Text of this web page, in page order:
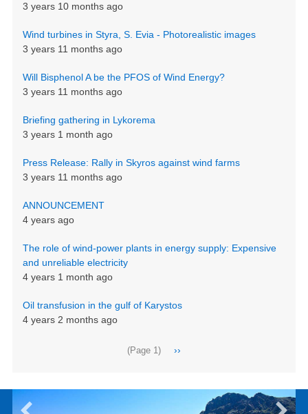
3 years 10 months ago
Wind turbines in Styra, S. Evia - Photorealistic images
3 years 11 months ago
Will Bisphenol A be the PFOS of Wind Energy?
3 years 11 months ago
Briefing gathering in Lykorema
3 years 1 month ago
Press Release: Rally in Skyros against wind farms
3 years 11 months ago
ANNOUNCEMENT
4 years ago
The role of wind-power plants in energy supply: Expensive
and unreliable electricity
4 years 1 month ago
Oil transfusion in the gulf of Karystos
4 years 2 months ago
(Page 1)
Next
››